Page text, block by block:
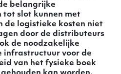
belangrijke
tot slot kunnen met
de logistieke kosten niet
door de distributeurs
de noodzakelijke
infrastructuur voor de
van het fysieke boek